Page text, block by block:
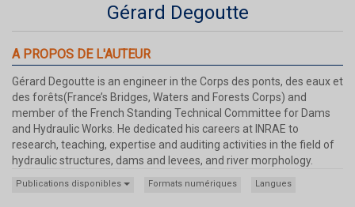
Gérard Degoutte
A PROPOS DE L'AUTEUR
Gérard Degoutte is an engineer in the Corps des ponts, des eaux et
des forêts(France’s Bridges, Waters and Forests Corps) and
member of the French Standing Technical Committee for Dams
and Hydraulic Works. He dedicated his careers at INRAE to
research, teaching, expertise and auditing activities in the field of
hydraulic structures, dams and levees, and river morphology.
Publications disponibles Formats numériques Langues